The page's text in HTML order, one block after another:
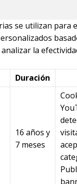
se utilizan para
la
Duración
16 años y
7 meses